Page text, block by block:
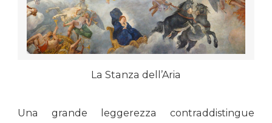
La Stanza dell’Aria
Una grande leggerezza contraddistingue